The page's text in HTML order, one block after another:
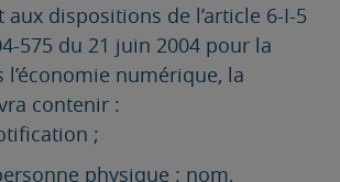
dispositions de l’article 6-I-5
575 du 21 juin 2004 pour la
l’économie numérique, la
contenir :
;
physique : nom,